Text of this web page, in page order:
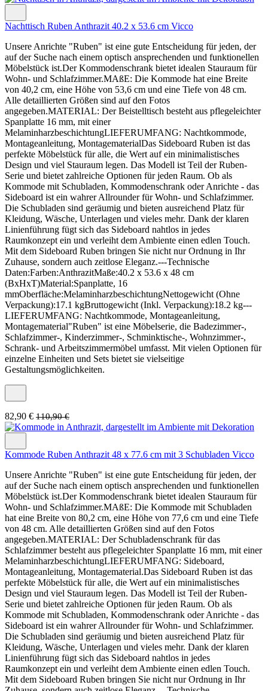
Nachttisch Ruben Anthrazit 40.2 x 53.6 cm Vicco
Unsere Anrichte "Ruben" ist eine gute Entscheidung für jeden, der
auf der Suche nach einem optisch ansprechenden und funktionellen
Möbelstück ist.Der Kommodenschrank bietet idealen Stauraum für
Wohn- und Schlafzimmer.MAßE: Die Kommode hat eine Breite
von 40,2 cm, eine Höhe von 53,6 cm und eine Tiefe von 48 cm.
Alle detaillierten Größen sind auf den Fotos
angegeben.MATERIAL: Der Beistelltisch besteht aus pflegeleichter
Spanplatte 16 mm, mit einer
MelaminharzbeschichtungLIEFERUMFANG: Nachtkommode,
Montageanleitung, MontagematerialDas Sideboard Ruben ist das
perfekte Möbelstück für alle, die Wert auf ein minimalistisches
Design und viel Stauraum legen. Das Modell ist Teil der Ruben-
Serie und bietet zahlreiche Optionen für jeden Raum. Ob als
Kommode mit Schubladen, Kommodenschrank oder Anrichte - das
Sideboard ist ein wahrer Allrounder für Wohn- und Schlafzimmer.
Die Schubladen sind geräumig und bieten ausreichend Platz für
Kleidung, Wäsche, Unterlagen und vieles mehr. Dank der klaren
Linienführung fügt sich das Sideboard nahtlos in jedes
Raumkonzept ein und verleiht dem Ambiente einen edlen Touch.
Mit dem Sideboard Ruben bringen Sie nicht nur Ordnung in Ihr
Zuhause, sondern auch zeitlose Eleganz.---Technische
Daten:Farben:AnthrazitMaße:40.2 x 53.6 x 48 cm
(BxHxT)Material:Spanplatte, 16
mmOberfläche:MelaminharzbeschichtungNettogewicht (Ohne
Verpackung):17.1 kgBruttogewicht (Inkl. Verpackung):18.2 kg---
LIEFERUMFANG: Nachtkommode, Montageanleitung,
Montagematerial"Ruben" ist eine Möbelserie, die Badezimmer-,
Schlafzimmer-, Kinderzimmer-, Schminktische-, Wohnzimmer-,
Schrank- und Arbeitszimmermöbel umfasst. Mit vielen Optionen für
einzelne Einheiten und Sets bietet sie vielseitige
Gestaltungsmöglichkeiten.
82,90 € 110,90 €
Kommode Ruben Anthrazit 48 x 77.6 cm mit 3 Schubladen Vicco
Unsere Anrichte "Ruben" ist eine gute Entscheidung für jeden, der
auf der Suche nach einem optisch ansprechenden und funktionellen
Möbelstück ist.Der Kommodenschrank bietet idealen Stauraum für
Wohn- und Schlafzimmer.MAßE: Die Kommode mit Schubladen
hat eine Breite von 80,2 cm, eine Höhe von 77,6 cm und eine Tiefe
von 48 cm. Alle detaillierten Größen sind auf den Fotos
angegeben.MATERIAL: Der Schubladenschrank für das
Schlafzimmer besteht aus pflegeleichter Spanplatte 16 mm, mit einer
MelaminharzbeschichtungLIEFERUMFANG: Sideboard,
Montageanleitung, Montagematerial.Das Sideboard Ruben ist das
perfekte Möbelstück für alle, die Wert auf ein minimalistisches
Design und viel Stauraum legen. Das Modell ist Teil der Ruben-
Serie und bietet zahlreiche Optionen für jeden Raum. Ob als
Kommode mit Schubladen, Kommodenschrank oder Anrichte - das
Sideboard ist ein wahrer Allrounder für Wohn- und Schlafzimmer.
Die Schubladen sind geräumig und bieten ausreichend Platz für
Kleidung, Wäsche, Unterlagen und vieles mehr. Dank der klaren
Linienführung fügt sich das Sideboard nahtlos in jedes
Raumkonzept ein und verleiht dem Ambiente einen edlen Touch.
Mit dem Sideboard Ruben bringen Sie nicht nur Ordnung in Ihr